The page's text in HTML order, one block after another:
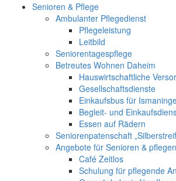
Senioren & Pflege
Ambulanter Pflegedienst
Pflegeleistung
Leitbild
Seniorentagespflege
Betreutes Wohnen Daheim
Hauswirtschaftliche
Gesellschaftsdienste
Einkaufsbus für
Begleit- und
Essen auf Rädern
Seniorenpatenschaft
Angebote für Senioren &
Café Zeitlos
Schulung für pflegende